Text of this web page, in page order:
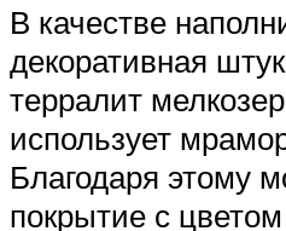
В качестве
декоративная
терралит
использует
Благодаря этому
покрытие с